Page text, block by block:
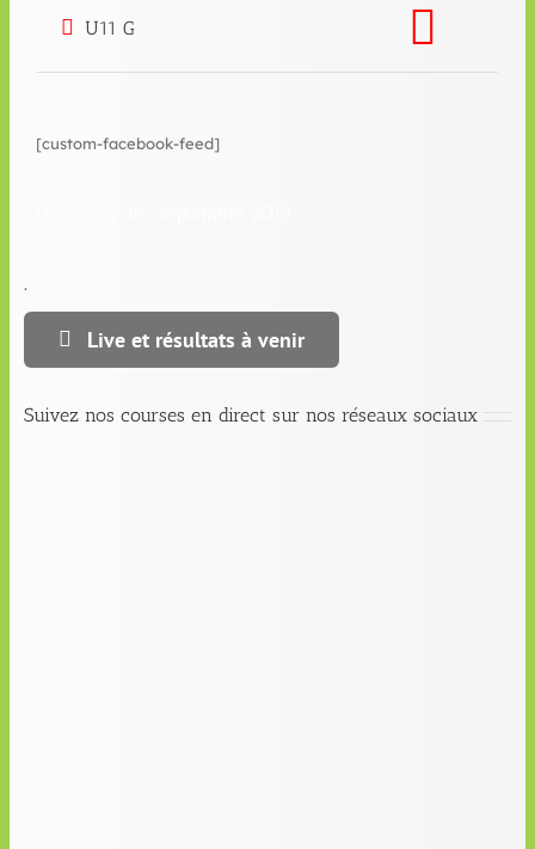
U11 G
[custom-facebook-feed]
.
Live et résultats à venir
Suivez nos courses en direct sur nos réseaux sociaux